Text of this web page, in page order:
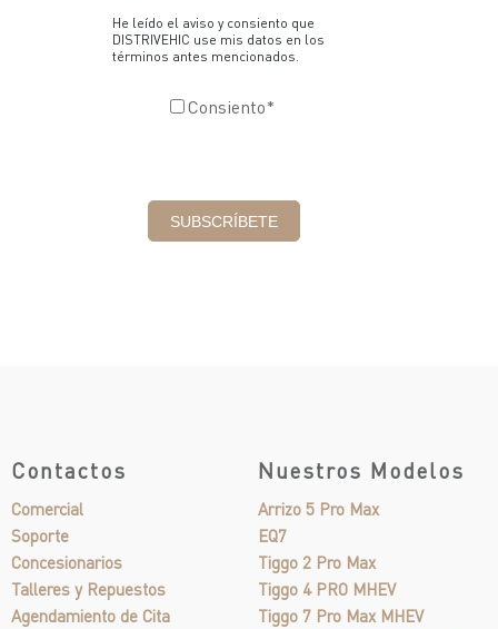
He leído el aviso y consiento que
DISTRIVEHIC use mis datos en los
términos antes mencionados.
Consiento*
Contactos
Comercial
Soporte
Concesionarios
Talleres y Repuestos
Agendamiento de Cita
Nuestros Modelos
Arrizo 5 Pro Max
EQ7
Tiggo 2 Pro Max
Tiggo 4 PRO MHEV
Tiggo 7 Pro Max MHEV